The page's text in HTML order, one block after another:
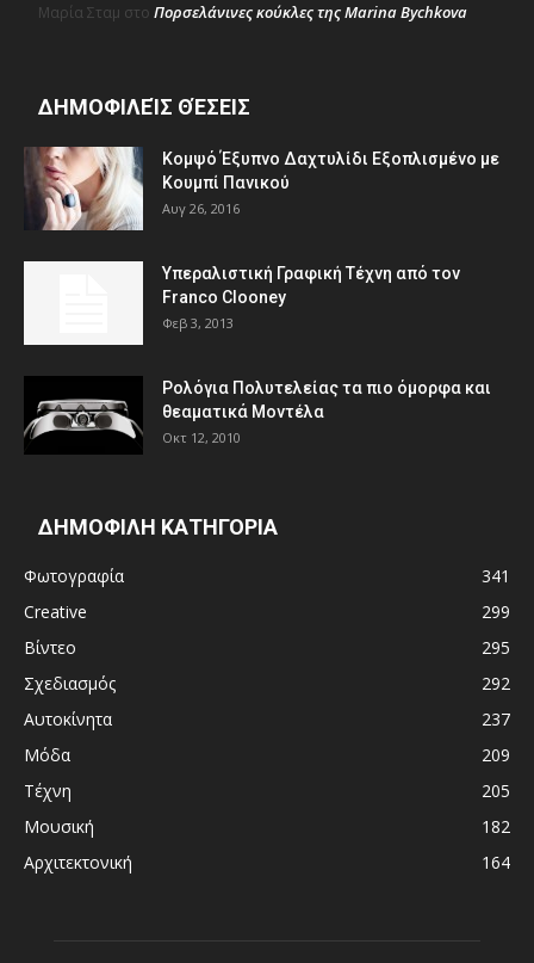
Μαρία Σταμ στο Πορσελάνινες κούκλες της Marina Bychkova
ΔΗΜΟΦΙΛΕΊΣ ΘΈΣΕΙΣ
Κομψό Έξυπνο Δαχτυλίδι Εξοπλισμένο με
Κουμπί Πανικού
Αυγ 26, 2016
Υπεραλιστική Γραφική Τέχνη από τον
Franco Clooney
Φεβ 3, 2013
Ρολόγια Πολυτελείας τα πιο όμορφα και
θεαματικά Μοντέλα
Οκτ 12, 2010
ΔΗΜΟΦΙΛΗ ΚΑΤΗΓΟΡΙΑ
Φωτογραφία
341
Creative
299
Βίντεο
295
Σχεδιασμός
292
Αυτοκίνητα
237
Μόδα
209
Τέχνη
205
Μουσική
182
Αρχιτεκτονική
164